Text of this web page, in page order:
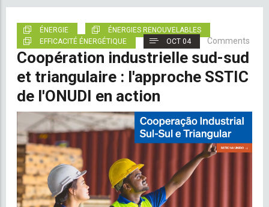
ÉNERGIE
ÉNERGIES RENOUVELABLES
EFFICACITÉ ÉNERGÉTIQUE
OCT 04 Comments
Coopération industrielle sud-sud
et triangulaire : l'approche SSTIC
de l'ONUDI en action